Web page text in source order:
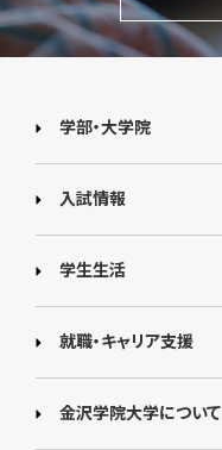
学部・大学院
入試情報
学生生活
就職・キャリア支援
金沢学院大学について